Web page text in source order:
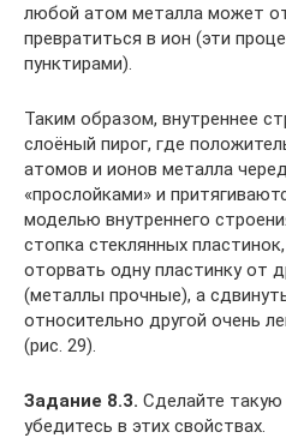
любой атом металла может
превратиться в ион (эти
пунктирами).
Таким образом, внутреннее
слоёный пирог, где
атомов и ионов металла
«прослойками» и
моделью внутреннего
стопка стеклянных
оторвать одну пластинку от
(металлы прочные), а
относительно другой очень
(рис. 29).
Задание 8.3. Сделайте такую
убедитесь в этих свойствах.